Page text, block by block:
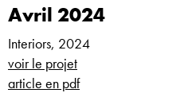
Avril 2024
Interiors, 2024
voir le projet
article en pdf